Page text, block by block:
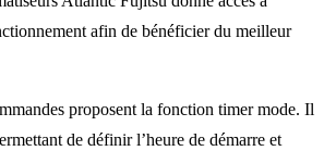
afin de bénéficier du meilleur
proposent la fonction timer mode. Il
de définir l’heure de démarre et